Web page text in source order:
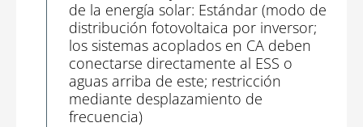
de la energía solar: Estándar (modo de
distribución fotovoltaica por inversor;
los sistemas acoplados en CA deben
conectarse directamente al ESS o
aguas arriba de este; restricción
mediante desplazamiento de
frecuencia)